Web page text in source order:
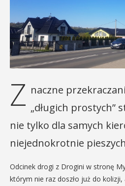
Z naczne
„długich prostych”
nie tylko dla samych
niejednokrotnie
Odcinek drogi z Drogini w stronę
którym nie raz doszło już do